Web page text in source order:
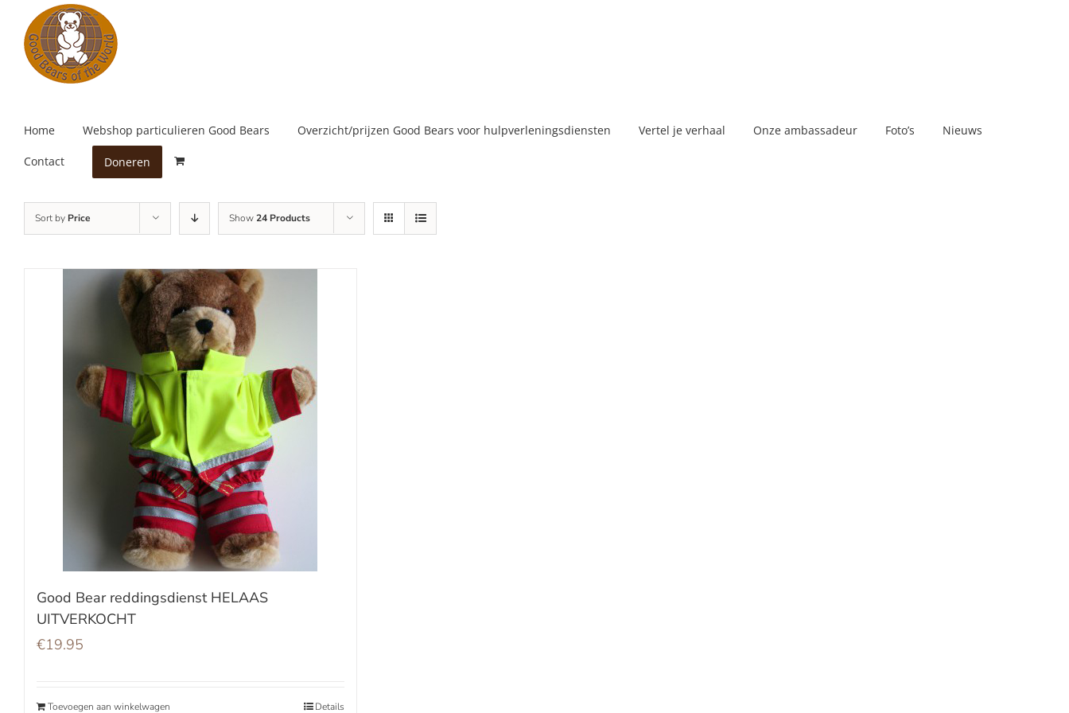
content
Home Webshop particulieren Good Bears Overzicht/prijzen Good Bears voor hulpverleningsdiensten Vertel je verhaal Onze ambassadeur Foto’s Nieuws
Contact Doneren
Sort by Price Show24 Products
Good Bear reddingsdienst HELAAS
UITVERKOCHT
€19.95
Toevoegen aan winkelwagen Details